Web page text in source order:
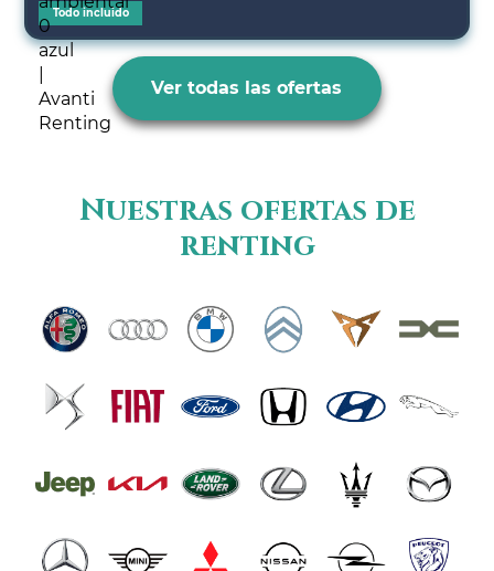
Todo incluido
Ver todas las ofertas
Nuestras ofertas de
renting